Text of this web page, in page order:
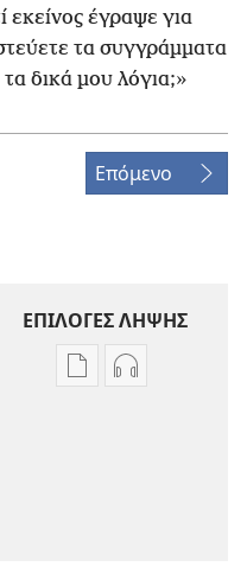
εκείνος έγραψε για
τα συγγράμματα
δικά μου λόγια;»
Επόμενο
ΕΠΙΛΟΓΕΣ ΛΗΨΗΣ
ΕπιλογέςΕπιλογές